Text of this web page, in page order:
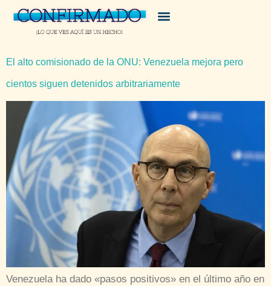
El alto comisionado de la ONU: Venezuela mejora pero
cientos siguen detenidos arbitrariamente
Venezuela ha dado «pasos positivos» en el último año en